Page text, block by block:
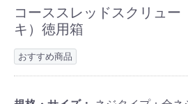
コーススレッドスクリュー
キ）徳用箱
おすすめ商品